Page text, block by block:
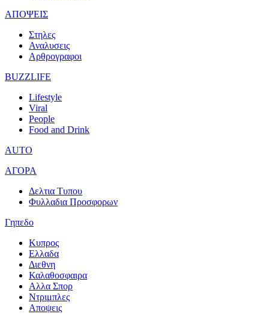
ΑΠΟΨΕΙΣ
Στηλες
Αναλυσεις
Αρθρογραφοι
BUZZLIFE
Lifestyle
Viral
People
Food and Drink
AUTO
ΑΓΟΡΑ
Δελτια Τυπου
Φυλλαδια Προσφορων
Γηπεδο
Κυπρος
Ελλαδα
Διεθνη
Καλαθοσφαιρα
Αλλα Σπορ
Ντριμπλες
Αποψεις